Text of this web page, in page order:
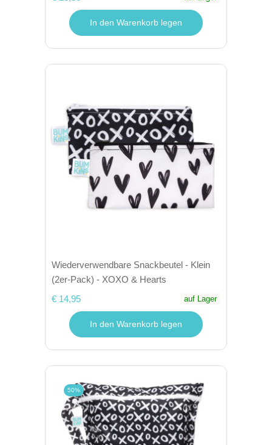
In den Warenkorb legen
Wiederverwendbare Snackbeutel - Klein
(2er-Pack) - XOXO & Hearts
€ 14,95
auf Lager
In den Warenkorb legen
50%